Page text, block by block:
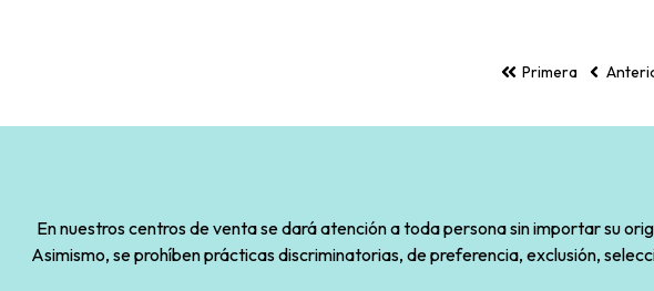
Primera
En nuestros centros de venta se dará atención a toda persona sin importar su
Asimismo, se prohíben prácticas discriminatorias, de preferencia, exclusión,